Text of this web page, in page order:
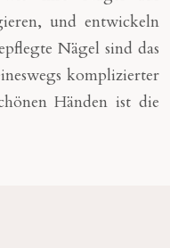
und entwickeln
Nägel sind das
komplizierter
Händen ist die